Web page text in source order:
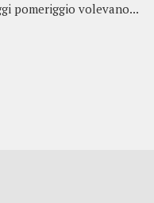
pomeriggio volevano...